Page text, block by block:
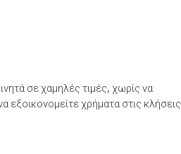
σε χαμηλές τιμές, χωρίς να
χρήματα στις κλήσεις